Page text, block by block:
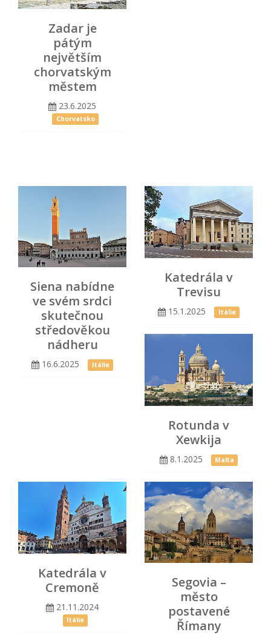
Zadar je
pátým
největším
chorvatským
městem
23.6.2025
Chorvatsko
Siena nabídne
ve svém srdci
skutečnou
středověkou
nádheru
16.6.2025 Itálie
Katedrála v
Trevisu
15.1.2025 Itálie
Rotunda v
Xewkija
8.1.2025 Malta
Katedrála v
Cremoně
21.11.2024
Itálie
Segovia –
město
postavené
Římany